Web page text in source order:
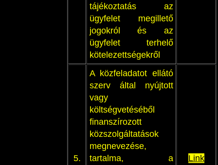
tájékoztatás az
ügyfelet megillető
jogokról és az
ügyfelet terhelő
kötelezettségekről
5.
A közfeladatot ellátó
szerv által nyújtott
vagy
költségvetéséből
finanszírozott
közszolgáltatások
megnevezése,
tartalma, a
Link